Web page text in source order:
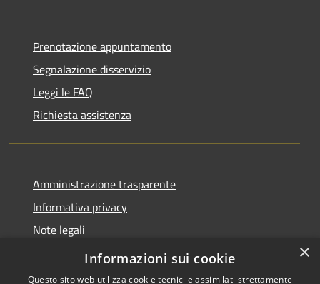
Prenotazione appuntamento
Segnalazione disservizio
Leggi le FAQ
Richiesta assistenza
Amministrazione trasparente
Informativa privacy
Note legali
Dichiarazione di accessibilità
×
Informazioni sui cookie
Questo sito web utilizza cookie tecnici e assimilati strettamente